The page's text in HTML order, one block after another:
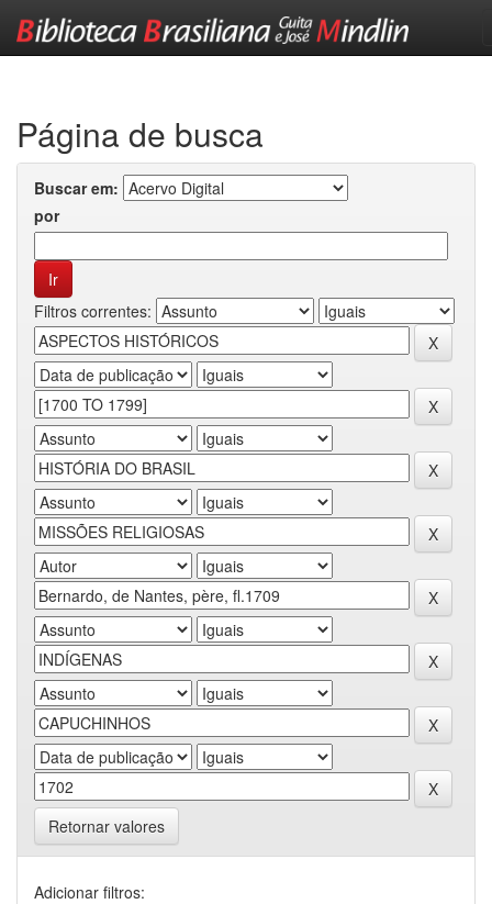
Página de busca
Buscar em:
por
Filtros correntes:
Retornar valores
Adicionar filtros: